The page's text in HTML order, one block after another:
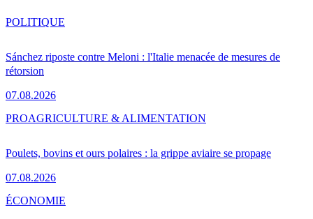
Sánchez riposte contre Meloni : l'Italie menacée de mesures de
rétorsion
07.08.2026
POLITIQUE
Poulets, bovins et ours polaires : la grippe aviaire se propage
07.08.2026
PROAGRICULTURE & ALIMENTATION
ÉCONOMIE